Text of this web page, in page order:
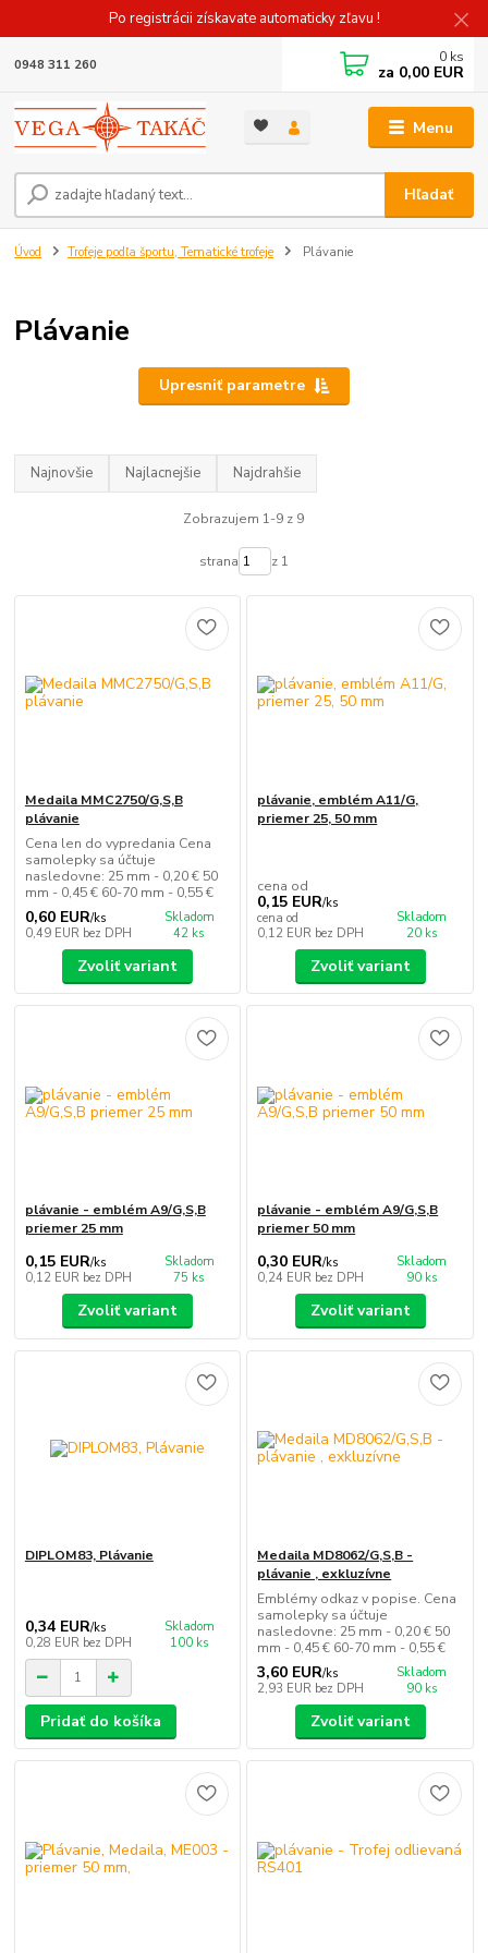
Po registrácii získavate automaticky zľavu !
Menu
Hľadať
0948 311 260 0 ks
za 0,00 EUR
Úvod Trofeje podľa športu, Tematické trofeje Plávanie
Plávanie
Upresniť parametre
Najnovšie Najlacnejšie Najdrahšie
Zobrazujem 1-9 z 9
strana z 1
Medaila MMC2750/G,S,B
plávanie
Cena len do vypredania Cena
samolepky sa účtuje
nasledovne: 25 mm - 0,20 € 50
mm - 0,45 € 60-70 mm - 0,55 €
0,60 EUR/ks
0,49 EUR bez DPH
Skladom
42 ks
Zvoliť variant
plávanie, emblém A11/G,
priemer 25, 50 mm
cena od
0,15 EUR/ks
cena od
0,12 EUR bez DPH
Skladom
20 ks
Zvoliť variant
plávanie - emblém A9/G,S,B
priemer 25 mm
0,15 EUR/ks
0,12 EUR bez DPH
Skladom
75 ks
Zvoliť variant
plávanie - emblém A9/G,S,B
priemer 50 mm
0,30 EUR/ks
0,24 EUR bez DPH
Skladom
90 ks
Zvoliť variant
DIPLOM83, Plávanie
0,34 EUR/ks
0,28 EUR bez DPH
Skladom
100 ks
Pridať do košíka
Medaila MD8062/G,S,B -
plávanie , exkluzívne
Emblémy odkaz v popise. Cena
samolepky sa účtuje
nasledovne: 25 mm - 0,20 € 50
mm - 0,45 € 60-70 mm - 0,55 €
3,60 EUR/ks
2,93 EUR bez DPH
Skladom
90 ks
Zvoliť variant